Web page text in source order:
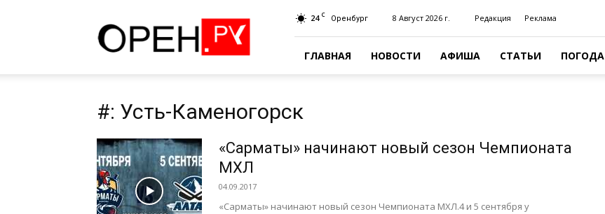
24 C Оренбург 8 Август 2026 г. Редакция Реклама
ГЛАВНАЯ НОВОСТИ АФИША СТАТЬИ ПОГОДА
#: Усть-Каменогорск
«Сарматы» начинают новый сезон Чемпионата
МХЛ
04.09.2017
«Сарматы» начинают новый сезон Чемпионата МХЛ.4 и 5 сентября у